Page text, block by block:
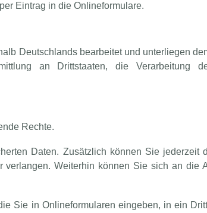
Eintrag in die Onlineformulare.
Deutschlands bearbeitet und unterliegen
an Drittstaaten, die Verarbeitung
Rechte.
Daten. Zusätzlich können Sie jederzeit
Weiterhin können Sie sich an die
Sie in Onlineformularen eingeben, in ein